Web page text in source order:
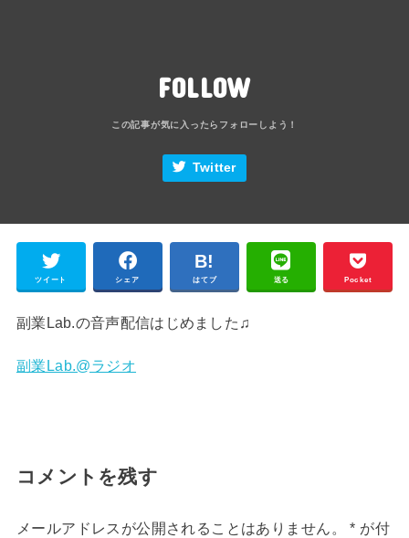
FOLLOW
Twitter
ツイート シェア はてブ 送る Pocket
副業Lab.の音声配信はじめました♫
副業Lab.@ラジオ
コメントを残す
メールアドレスが公開されることはありません。 * が付